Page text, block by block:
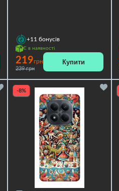
+11 бонусів
Є в наявності
219грн
239 грн
Купити
-8%